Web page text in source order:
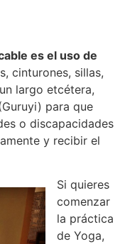
es el uso de
cinturones, sillas,
largo etcétera,
para que
o discapacidades
y recibir el
Si quieres
comenzar
la práctica
de Yoga,